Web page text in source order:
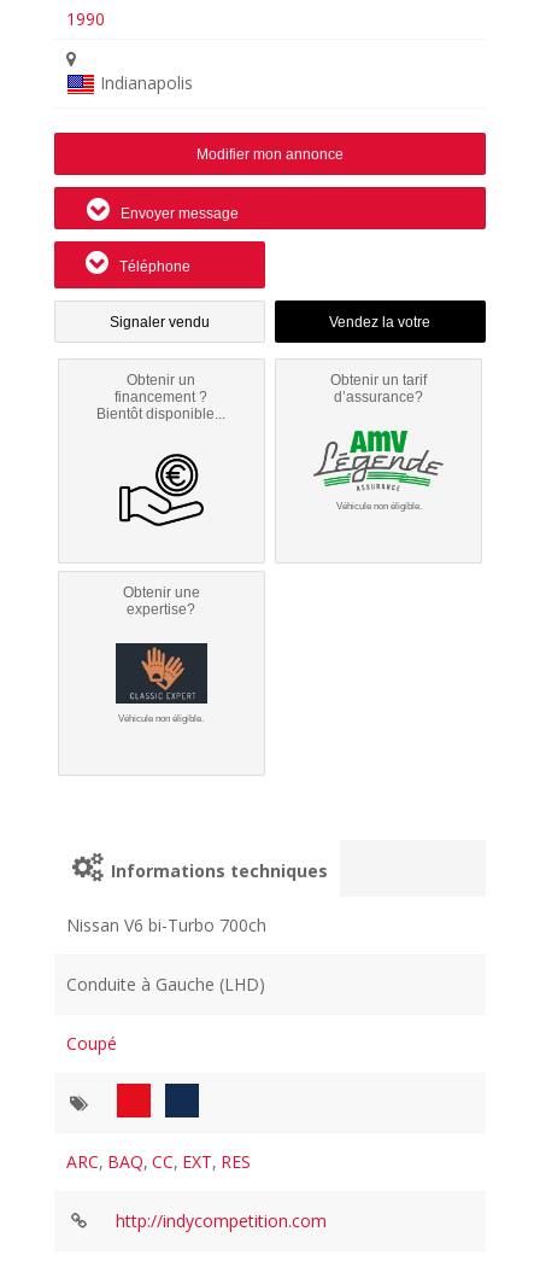
1990
Indianapolis
Modifier mon annonce
Envoyer message
Téléphone
Signaler vendu
Obtenir un
financement ?
Bientôt disponible...
Obtenir un tarif
d’assurance?
Véhicule non éligible.
Obtenir une
expertise?
Véhicule non éligible.
Informations techniques
Nissan V6 bi-Turbo 700ch
Conduite à Gauche (LHD)
Coupé
ARC, BAQ, CC, EXT, RES
http://indycompetition.com